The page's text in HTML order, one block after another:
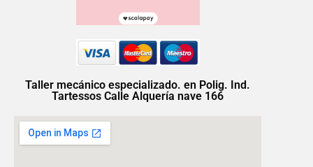
Taller mecánico especializado. en Polig. Ind.
Tartessos Calle Alquería nave 166